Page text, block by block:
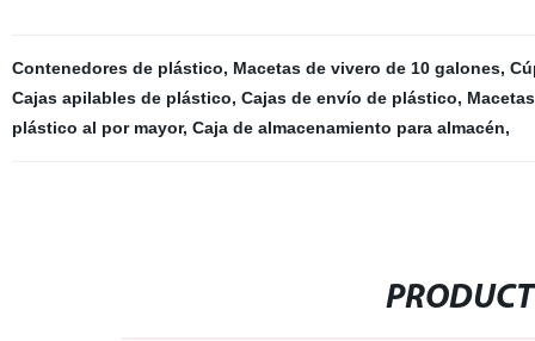
Contenedores de plástico, Macetas de vivero de 10 galones,
Cajas apilables de plástico, Cajas de envío de plástico,
plástico al por mayor, Caja de almacenamiento para almacén,